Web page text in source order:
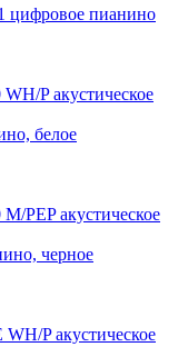
белое
черное